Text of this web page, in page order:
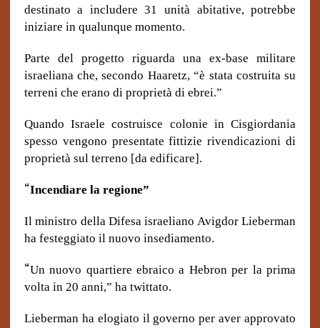
destinato a includere 31 unità abitative, potrebbe
iniziare in qualunque momento.
Parte del progetto riguarda una ex-base militare
israeliana che, secondo Haaretz, “è stata costruita su
terreni che erano di proprietà di ebrei.”
Quando Israele costruisce colonie in Cisgiordania
spesso vengono presentate fittizie rivendicazioni di
proprietà sul terreno [da edificare].
“Incendiare la regione”
Il ministro della Difesa israeliano Avigdor Lieberman
ha festeggiato il nuovo insediamento.
“Un nuovo quartiere ebraico a Hebron per la prima
volta in 20 anni,” ha twittato.
Lieberman ha elogiato il governo per aver approvato